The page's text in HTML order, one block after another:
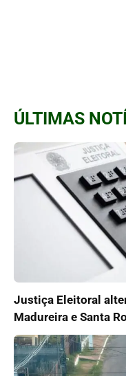
ÚLTIMAS
Justiça Eleitoral
Madureira e Santa